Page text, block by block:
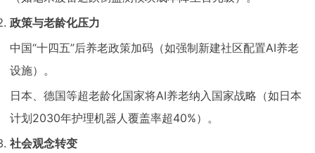
政策与老龄化压力
中国“十四五”后养老政策加码（如强制新建社区配置AI养老
设施）。
日本、德国等超老龄化国家将AI养老纳入国家战略（如日本
计划2030年护理机器人覆盖率超40%）。
社会观念转变